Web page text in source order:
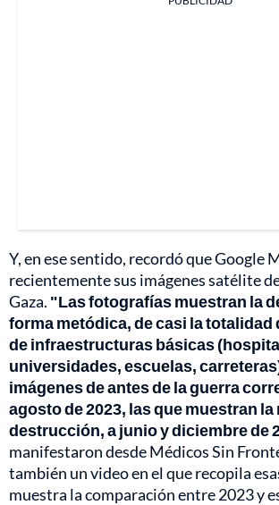
Y, en ese sentido, recordó que Google
recientemente sus imágenes satélite
Gaza. "Las fotografías muestran la
forma metódica, de casi la
de infraestructuras básicas
universidades, escuelas,
imágenes de antes de la guerra
agosto de 2023, las que muestran
destrucción, a junio y diciembre de
manifestaron desde Médicos Sin
también un video en el que recopila
muestra la comparación entre 2023 y